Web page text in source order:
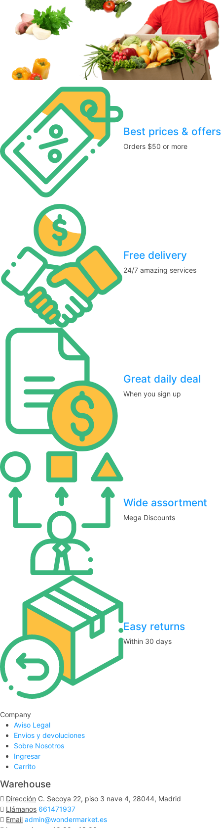
Best prices & offers
Orders $50 or more
Free delivery
24/7 amazing services
Great daily deal
When you sign up
Wide assortment
Mega Discounts
Easy returns
Within 30 days
Company
Aviso Legal
Envios y devoluciones
Sobre Nosotros
Ingresar
Carrito
Warehouse
Dirección C. Secoya 22, piso 3 nave 4, 28044, Madrid
Llámanos 661471937
Email admin@wondermarket.es